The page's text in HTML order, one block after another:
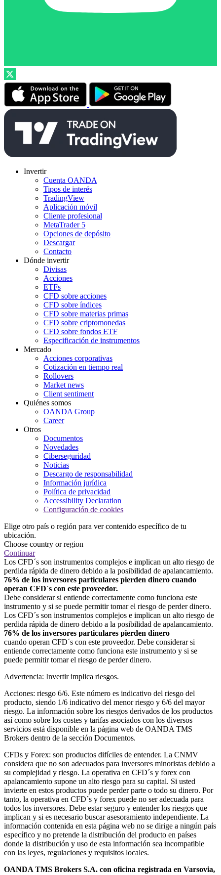
Invertir
Cuenta OANDA
Tipos de interés
TradingView
Aplicación móvil
Cliente profesional
MetaTrader 5
Opciones de depósito
Descargar
Contacto
Dónde invertir
Divisas
Acciones
ETFs
CFD sobre acciones
CFD sobre índices
CFD sobre materias primas
CFD sobre criptomonedas
CFD sobre fondos ETF
Especificación de instrumentos
Mercado
Acciones corporativas
Cotización en tiempo real
Rollovers
Market news
Client sentiment
Quiénes somos
OANDA Group
Career
Otros
Documentos
Novedades
Ciberseguridad
Noticias
Descargo de responsabilidad
Información jurídica
Política de privacidad
Accessibility Declaration
Configuración de cookies
Elige otro país o región para ver contenido específico de tu
ubicación.
Choose country or region
Continuar
Los CFD´s son instrumentos complejos e implican un alto riesgo de
perdida rápida de dinero debido a la posibilidad de apalancamiento.
76% de los inversores particulares pierden dinero cuando
operan CFD´s con este proveedor.
Debe considerar si entiende correctamente como funciona este
instrumento y si se puede permitir tomar el riesgo de perder dinero.
Los CFD´s son instrumentos complejos e implican un alto riesgo de
perdida rápida de dinero debido a la posibilidad de apalancamiento.
76% de los inversores particulares pierden dinero
cuando operan CFD´s con este proveedor. Debe considerar si
entiende correctamente como funciona este instrumento y si se
puede permitir tomar el riesgo de perder dinero.
Advertencia: Invertir implica riesgos.
Acciones: riesgo 6/6. Este número es indicativo del riesgo del
producto, siendo 1/6 indicativo del menor riesgo y 6/6 del mayor
riesgo. La información sobre los riesgos derivados de los productos
así como sobre los costes y tarifas asociados con los diversos
servicios está disponible en la página web de OANDA TMS
Brokers dentro de la sección Documentos.
CFDs y Forex: son productos difíciles de entender. La CNMV
considera que no son adecuados para inversores minoristas debido a
su complejidad y riesgo. La operativa en CFD´s y forex con
apalancamiento supone un alto riesgo para su capital. Si usted
invierte en estos productos puede perder parte o todo su dinero. Por
tanto, la operativa en CFD´s y forex puede no ser adecuada para
todos los inversores. Debe estar seguro y entender los riesgos que
implican y si es necesario buscar asesoramiento independiente. La
información contenida en esta página web no se dirige a ningún país
específico y no pretende la distribución del producto en países
donde la distribución y uso de esta información sea incompatible
con las leyes, regulaciones y requisitos locales.
OANDA TMS Brokers S.A. con oficina registrada en Varsovia,